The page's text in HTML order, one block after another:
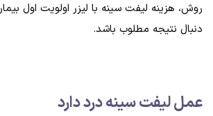
روش، هزینه لیفت سینه با لیزر اولویت اول
دنبال نتیجه مطلوب باشد.
عمل ليفت سينه درد دارد